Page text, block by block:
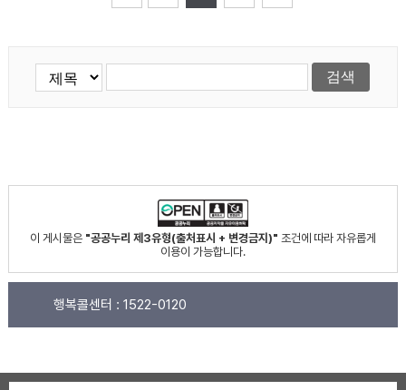
이 게시물은 "공공누리 제3유형(출처표시 + 변경금지)" 조건에 따라 자유롭게
이용이 가능합니다.
행복콜센터 : 1522-0120